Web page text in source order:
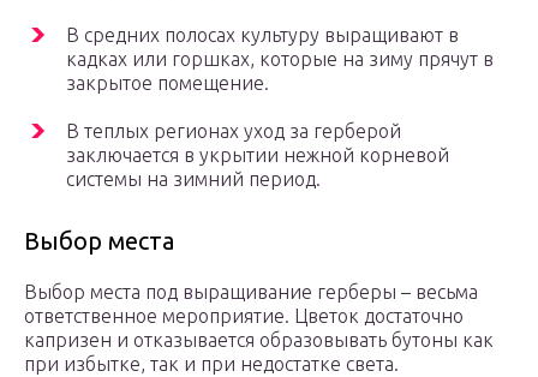
В средних полосах культуру выращивают в
кадках или горшках, которые на зиму прячут в
закрытое помещение.
В теплых регионах уход за герберой
заключается в укрытии нежной корневой
системы на зимний период.
Выбор места
Выбор места под выращивание герберы – весьма
ответственное мероприятие. Цветок достаточно
капризен и отказывается образовывать бутоны как
при избытке, так и при недостатке света.